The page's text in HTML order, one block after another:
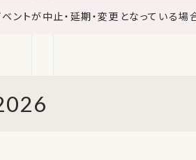
ントが中止・延期・変更となっている